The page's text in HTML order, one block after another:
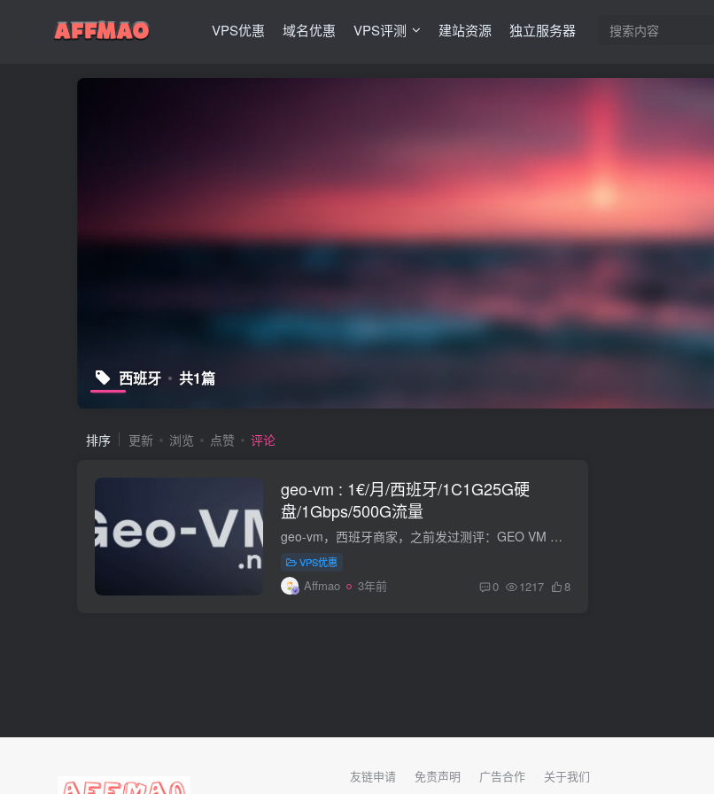
VPS优惠 域名优惠 VPS评测 建站资源 独立服务器
西班牙 共1篇
排序 更新 浏览 点赞 评论
geo-vm : 1€/月/西班牙/1C1G25G硬
盘/1Gbps/500G流量
geo-vm，西班牙商家，之前发过测评：GEO VM 西班牙VPS测评 1.5€月付，应该是商家重新寻找的上游，并设置独立IP VPS。 VMvCoreRAMSSDNetworkIPv4BandwidthPrice (Monthly)VM2011GB25GB100 MB/...
VPS优惠
Affmao 3年前 0 1217 8
友链申请 免责声明 广告合作 关于我们